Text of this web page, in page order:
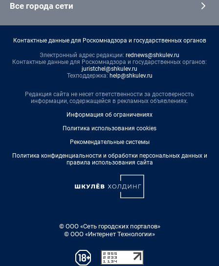
Все города сети
Контактные данные для Роскомнадзора и государственных органов
Электронный адрес редакции: rednews@shkulev.ru
Контактные данные для Роскомнадзора и государственных органов:
juristchel@shkulev.ru
Техподдержка: help@shkulev.ru
Редакция сайта не несет ответственности за достоверность
информации, содержащейся в рекламных объявлениях.
Информация об ограничениях
Политика использования cookies
Рекомендательные системы
Политика конфиденциальности и обработки персональных данных и
правила использования сайта
© ООО «Сеть городских порталов»
© ООО «Интернет Технологии»